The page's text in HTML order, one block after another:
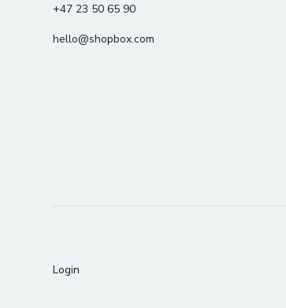
+47 23 50 65 90
hello@shopbox.com
Login